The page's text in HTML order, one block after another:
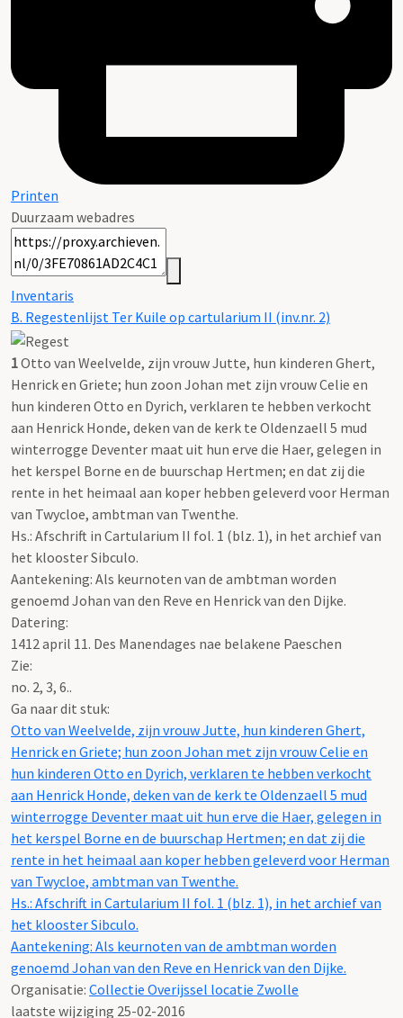
Printen
Duurzaam webadres
Inventaris
B. Regestenlijst Ter Kuile op cartularium II (inv.nr. 2)
1Otto van Weelvelde, zijn vrouw Jutte, hun kinderen Ghert,
Henrick en Griete; hun zoon Johan met zijn vrouw Celie en
hun kinderen Otto en Dyrich, verklaren te hebben verkocht
aan Henrick Honde, deken van de kerk te Oldenzaell 5 mud
winterrogge Deventer maat uit hun erve die Haer, gelegen in
het kerspel Borne en de buurschap Hertmen; en dat zij die
rente in het heimaal aan koper hebben geleverd voor Herman
van Twycloe, ambtman van Twenthe.
Hs.: Afschrift in Cartularium II fol. 1 (blz. 1), in het archief van
het klooster Sibculo.
Aantekening: Als keurnoten van de ambtman worden
genoemd Johan van den Reve en Henrick van den Dijke.
Datering:
1412 april 11. Des Manendages nae belakene Paeschen
Zie:
no. 2, 3, 6..
Ga naar dit stuk:
Otto van Weelvelde, zijn vrouw Jutte, hun kinderen Ghert,
Henrick en Griete; hun zoon Johan met zijn vrouw Celie en
hun kinderen Otto en Dyrich, verklaren te hebben verkocht
aan Henrick Honde, deken van de kerk te Oldenzaell 5 mud
winterrogge Deventer maat uit hun erve die Haer, gelegen in
het kerspel Borne en de buurschap Hertmen; en dat zij die
rente in het heimaal aan koper hebben geleverd voor Herman
van Twycloe, ambtman van Twenthe.
Hs.: Afschrift in Cartularium II fol. 1 (blz. 1), in het archief van
het klooster Sibculo.
Aantekening: Als keurnoten van de ambtman worden
genoemd Johan van den Reve en Henrick van den Dijke.
Organisatie: Collectie Overijssel locatie Zwolle
laatste wijziging 25-02-2016